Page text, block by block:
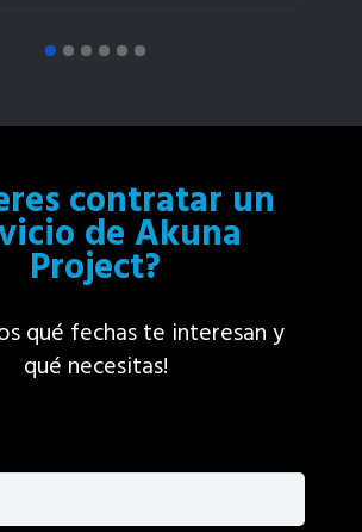
contratar un
de Akuna
Project?
qué fechas te interesan y
qué necesitas!